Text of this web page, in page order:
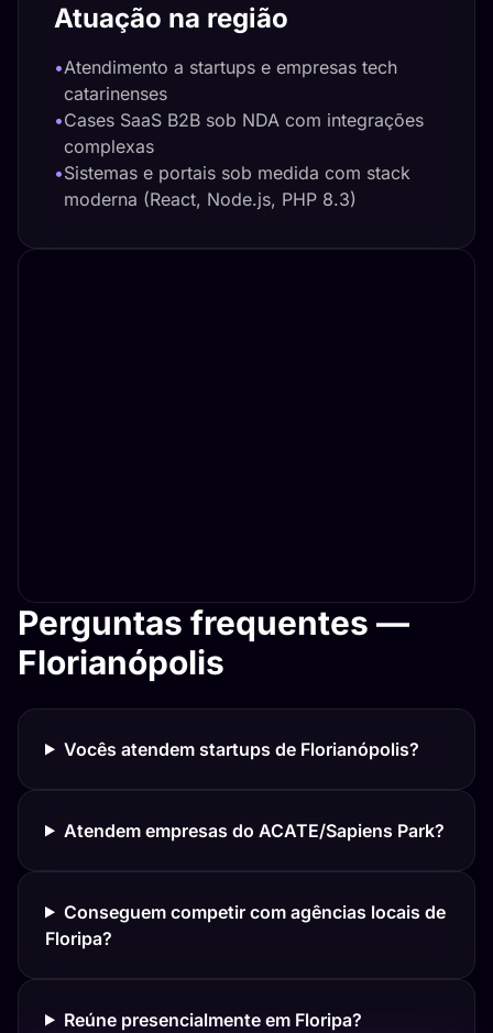
Atuação na região
•Atendimento a startups e empresas tech
catarinenses
•Cases SaaS B2B sob NDA com integrações
complexas
•Sistemas e portais sob medida com stack
moderna (React, Node.js, PHP 8.3)
Perguntas frequentes —
Florianópolis
Vocês atendem startups de Florianópolis?
Atendem empresas do ACATE/Sapiens Park?
Conseguem competir com agências locais de
Floripa?
Reúne presencialmente em Floripa?